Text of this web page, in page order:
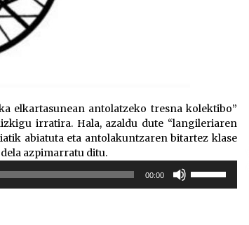
elkartasunean antolatzeko tresna kolektibo”
irratira. Hala, azaldu dute “langileriaren
abiatuta eta antolakuntzaren bitartez klase
azpimarratu ditu.
00:00